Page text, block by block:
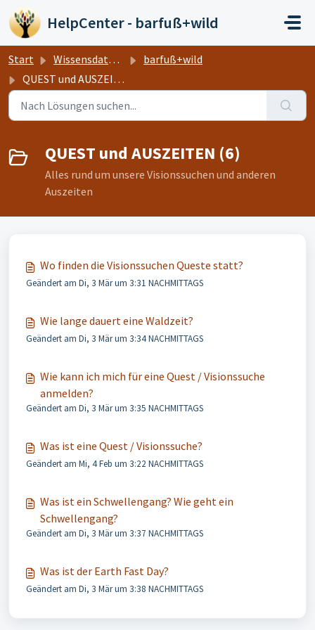
Zum hauptsächlichen Inhalt gehen
HelpCenter - barfuß+wild
Start Wissensdatenbank
barfuß+wild
QUEST und AUSZEITEN
QUEST und AUSZEITEN (6)
Alles rund um unsere Visionssuchen und anderen
Auszeiten
Wo finden die Visionssuchen Queste statt?
Geändert am Di, 3 Mär um 3:31 NACHMITTAGS
Wie lange dauert eine Waldzeit?
Geändert am Di, 3 Mär um 3:34 NACHMITTAGS
Wie kann ich mich für eine Quest / Visionssuche
anmelden?
Geändert am Di, 3 Mär um 3:35 NACHMITTAGS
Was ist eine Quest / Visionssuche?
Geändert am Mi, 4 Feb um 3:22 NACHMITTAGS
Was ist ein Schwellengang? Wie geht ein
Schwellengang?
Geändert am Di, 3 Mär um 3:37 NACHMITTAGS
Was ist der Earth Fast Day?
Geändert am Di, 3 Mär um 3:38 NACHMITTAGS